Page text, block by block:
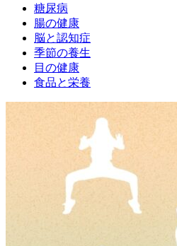
糖尿病
腸の健康
脳と認知症
季節の養生
目の健康
食品と栄養